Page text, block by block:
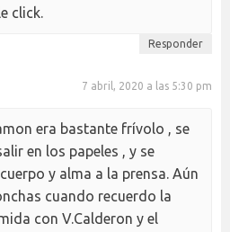
click.
Responder
7 abril, 2020 a las 5:30 pm
era bastante frívolo , se
en los papeles , y se
y alma a la prensa. Aún
cuando recuerdo la
con V.Calderon y el